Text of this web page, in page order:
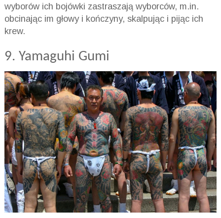
wyborów ich bojówki zastraszają wyborców, m.in.
obcinając im głowy i kończyny, skalpując i pijąc ich
krew.
9. Yamaguhi Gumi